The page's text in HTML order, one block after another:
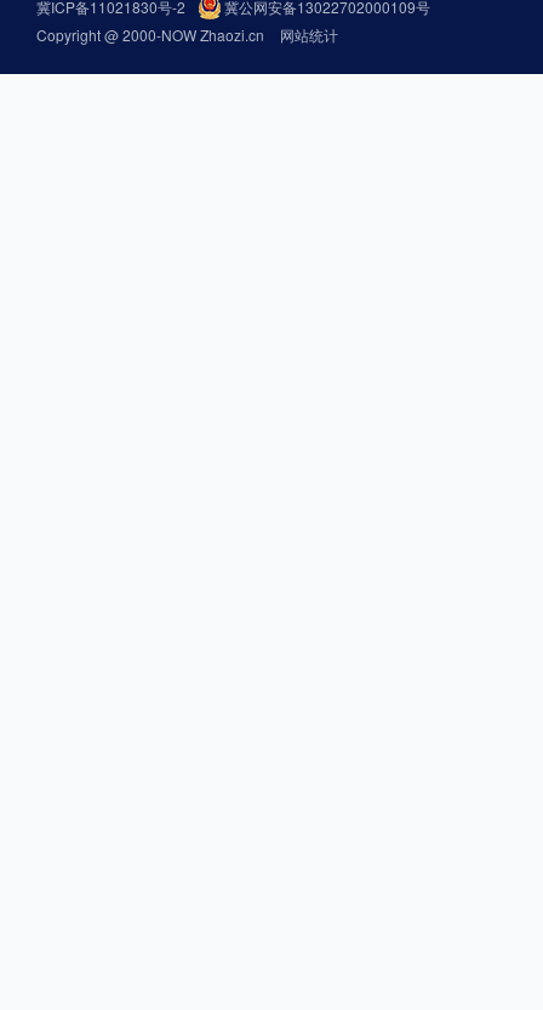
冀ICP备11021830号-2
冀公网安备13022702000109号
Copyright @ 2000-NOW Zhaozi.cn
网站统计